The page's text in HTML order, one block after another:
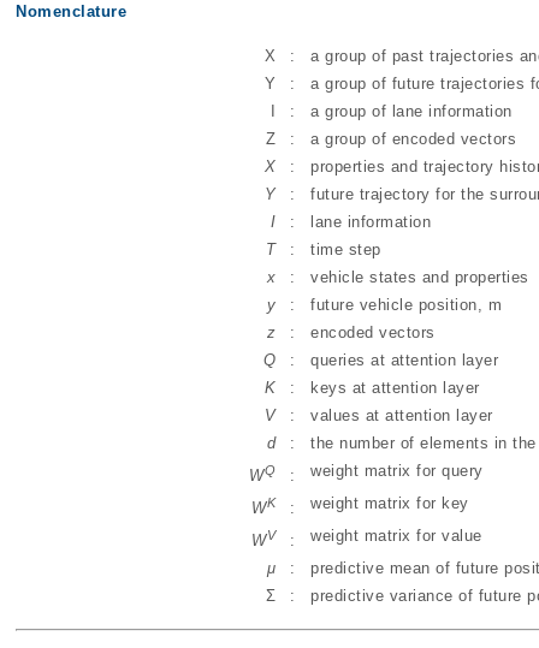
Nomenclature
X :
a group of past trajectories
Y
:
a group of future trajectories
:
a group of lane information
Z
:
a group of encoded vectors
X
:
properties and trajectory
Y
:
future trajectory for the
I
:
lane information
T
:
time step
x
:
vehicle states and properties
y
:
future vehicle position, m
z
:
encoded vectors
Q
:
queries at attention layer
K
:
keys at attention layer
V
:
values at attention layer
d
:
the number of elements in
WQ : weight matrix for query
WK : weight matrix for key
WV :
weight matrix for value
μ
:
predictive mean of future
Σ
: predictive variance of future